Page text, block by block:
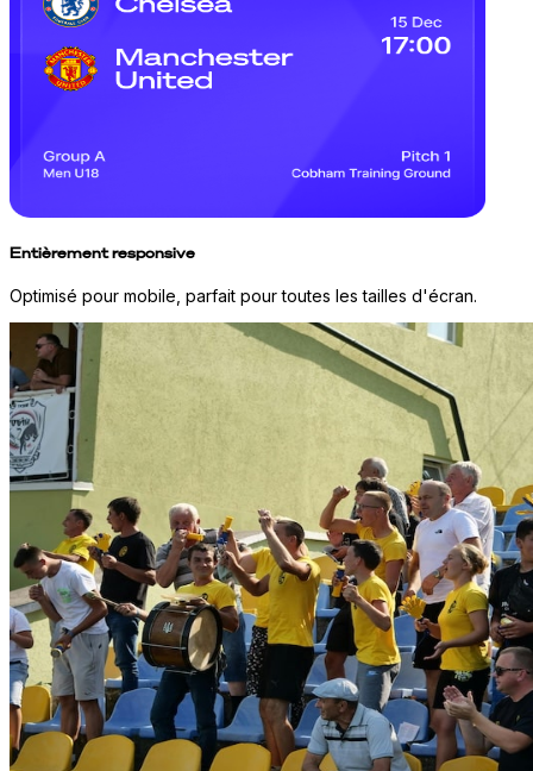
Entièrement responsive
Optimisé pour mobile, parfait pour toutes les tailles d'écran.